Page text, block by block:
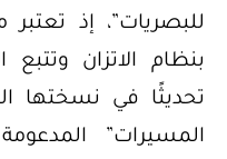
للبصريات”، إذ
بنظام الاتزان وتتبع
تحديثًا في نسختها